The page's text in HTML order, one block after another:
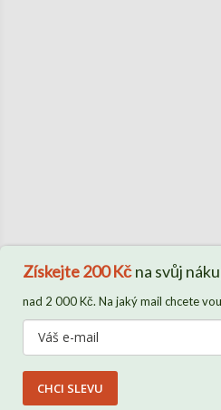
Získejte200 Kčna svůj
nad 2 000 Kč. Na jaký mail chcete
CHCI SLEVU